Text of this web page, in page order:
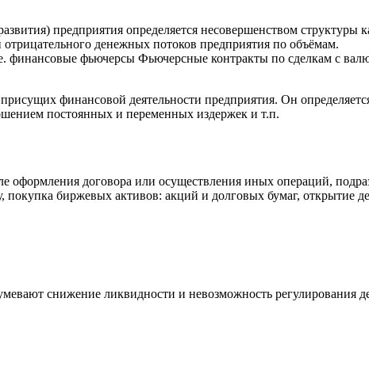
предприятия определяется несовершенством структуры
денежных потоков предприятия по объёмам.
финансовые фьючерсы Фьючерсные контракты по сделкам с
финансовой деятельности предприятия. Он
постоянных и переменных издержек и т.п.
оформления договора или осуществления иных операций,
биржевых активов: акций и долговых бумаг, открытие
снижение ликвидности и невозможность регулирования